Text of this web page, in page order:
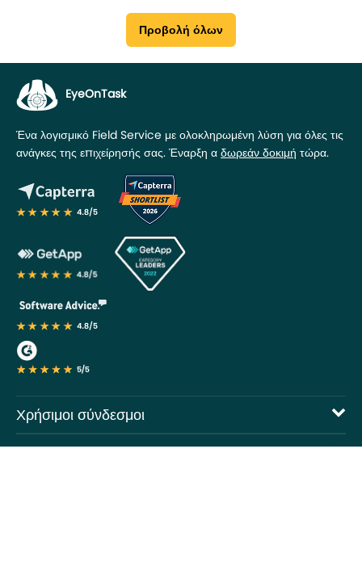
Προβολή όλων
EyeOnTask
Ένα λογισμικό Field Service με ολοκληρωμένη λύση για όλες τις
ανάγκες της επιχείρησής σας. Έναρξη α δωρεάν δοκιμή τώρα.
Χρήσιμοι σύνδεσμοι
Βιομηχανίες